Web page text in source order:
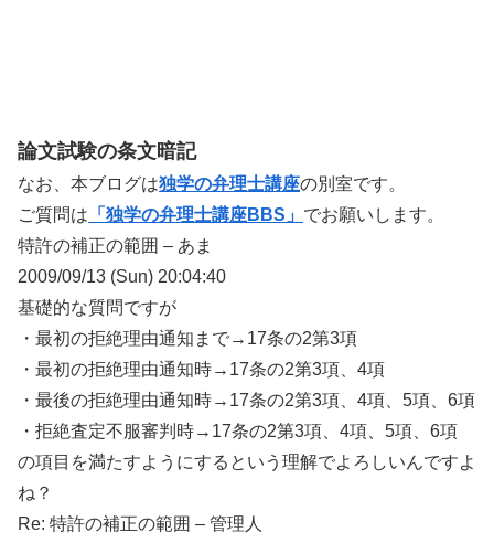
論文試験の条文暗記
なお、本ブログは独学の弁理士講座の別室です。
ご質問は 「独学の弁理士講座BBS」 でお願いします。
特許の補正の範囲 – あま
2009/09/13 (Sun) 20:04:40
基礎的な質問ですが
・最初の拒絶理由通知まで→17条の2第3項
・最初の拒絶理由通知時→17条の2第3項、4項
・最後の拒絶理由通知時→17条の2第3項、4項、5項、6項
・拒絶査定不服審判時→17条の2第3項、4項、5項、6項
の項目を満たすようにするという理解でよろしいんですよ
ね？
Re: 特許の補正の範囲 – 管理人